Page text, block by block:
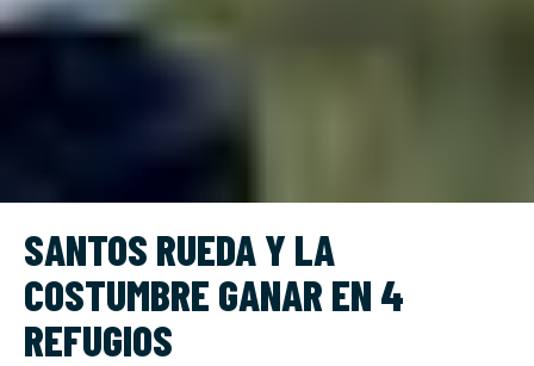
SANTOS RUEDA Y LA
COSTUMBRE GANAR EN 4
REFUGIOS